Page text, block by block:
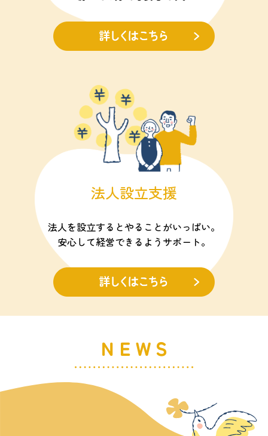
法人設立支援
法人を設立するとやることがいっぱい。
安心して経営できるようサポート。
ＮＥＷＳ